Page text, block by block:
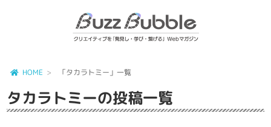
HOME 「タカラトミー」一覧
タカラトミーの投稿一覧